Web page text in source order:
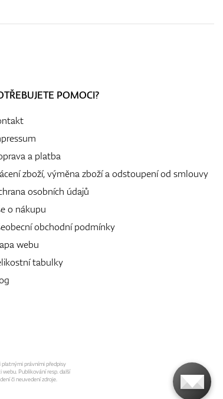
POMOCI?
a platba
zboží, výměna zboží a odstoupení od smlouvy
osobních údajů
o nákupu
obchodní podmínky
webu
tabulky
platnými právními předpisy
Publikování resp. další
či neuvedení zdroje.